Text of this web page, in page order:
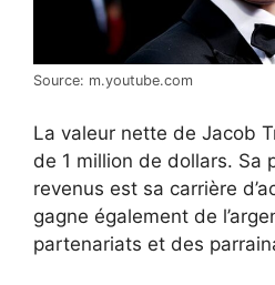
Source: m.youtube.com
La valeur nette de Jacob
de 1 million de dollars. Sa
revenus est sa carrière
gagne également de
partenariats et des